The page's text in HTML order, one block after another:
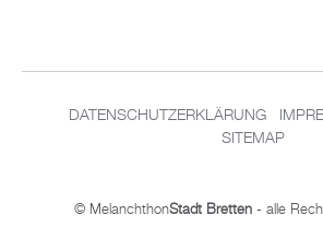
DA­TEN­SCHUT­Z­ER­KLÄ­RUNG
SITEMAP
© Me­lan­chthonStadt Brett­en - alle